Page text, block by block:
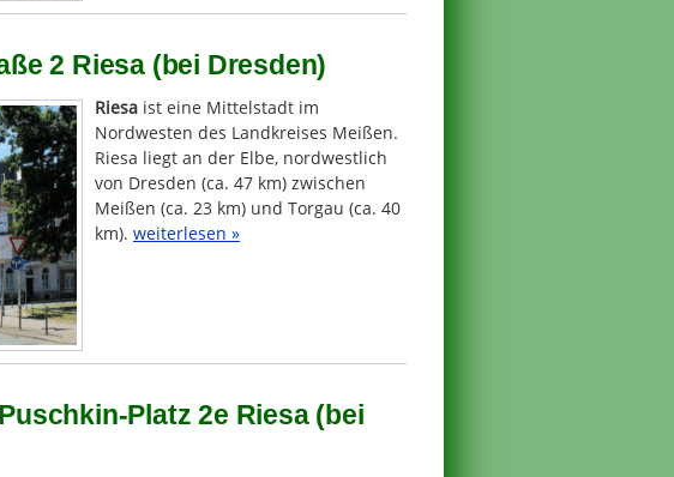
2 Riesa (bei Dresden)
Riesa ist eine Mittelstadt im
Nordwesten des Landkreises Meißen.
Riesa liegt an der Elbe, nordwestlich
von Dresden (ca. 47 km) zwischen
Meißen (ca. 23 km) und Torgau (ca. 40
km). weiterlesen »
Platz 2e Riesa (bei